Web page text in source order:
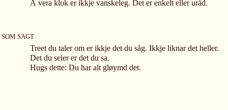
Å vera klok er ikkje vanskeleg. Det er enkelt eller uråd.
SOM SAGT
Treet du taler om er ikkje det du såg. Ikkje liknar det heller.
Det du seier er det du sa.
Hugs dette: Du har alt gløymd det.